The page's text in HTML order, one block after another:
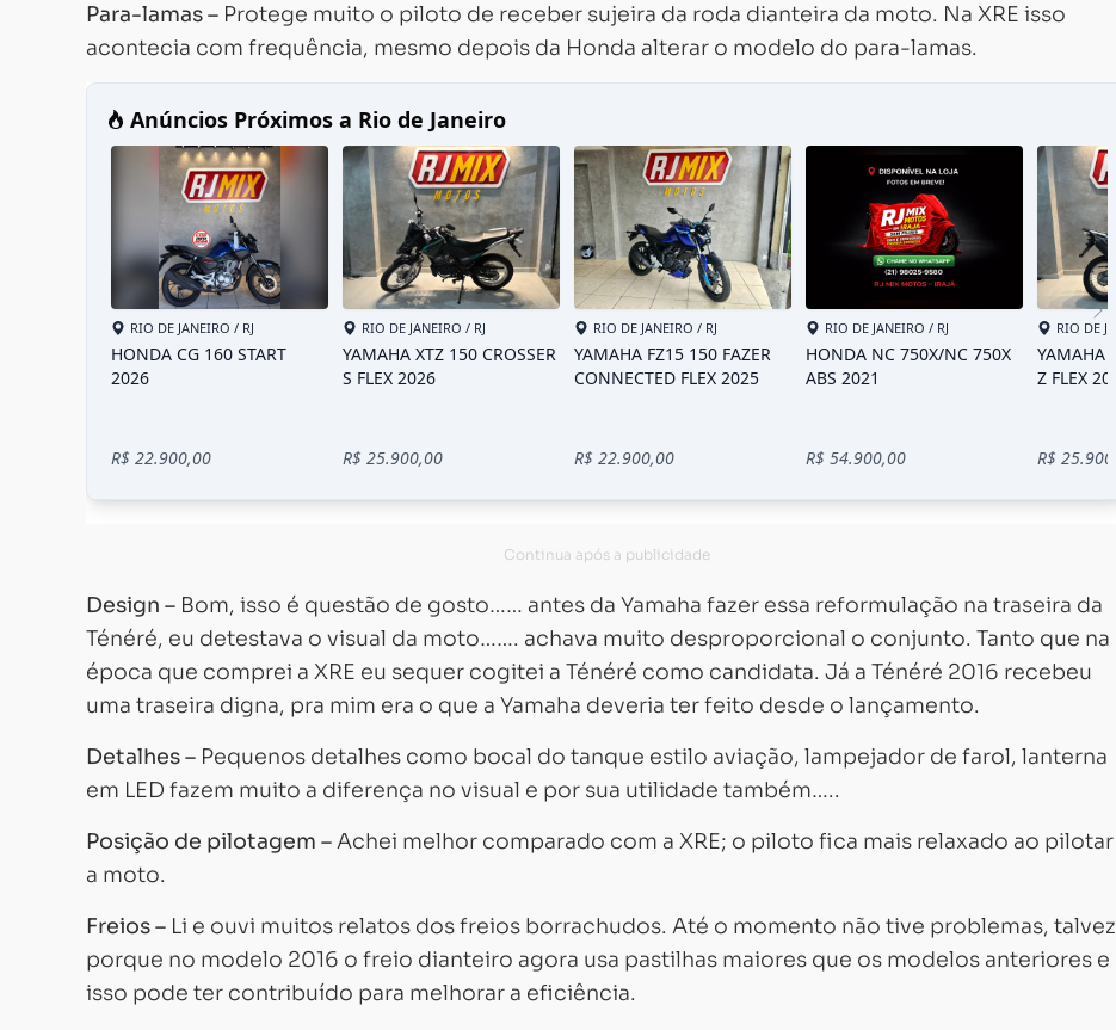
Para-lamas – Protege muito o piloto de receber sujeira da roda dianteira da moto. Na XRE isso
acontecia com frequência, mesmo depois da Honda alterar o modelo do para-lamas.
Design – Bom, isso é questão de gosto…… antes da Yamaha fazer essa reformulação na traseira da
Ténéré, eu detestava o visual da moto……. achava muito desproporcional o conjunto. Tanto que na
época que comprei a XRE eu sequer cogitei a Ténéré como candidata. Já a Ténéré 2016 recebeu
uma traseira digna, pra mim era o que a Yamaha deveria ter feito desde o lançamento.
Detalhes – Pequenos detalhes como bocal do tanque estilo aviação, lampejador de farol, lanterna
em LED fazem muito a diferença no visual e por sua utilidade também…..
Posição de pilotagem –Achei melhor comparado com a XRE; o piloto fica mais relaxado ao pilotar
a moto.
Freios – Li e ouvi muitos relatos dos freios borrachudos. Até o momento não tive problemas, talvez
porque no modelo 2016 o freio dianteiro agora usa pastilhas maiores que os modelos anteriores e
isso pode ter contribuído para melhorar a eficiência.
Carregando...
Carregando...